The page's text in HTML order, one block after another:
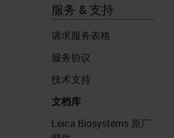
服务 & 支持
请求服务表格
服务协议
技术支持
文档库
Leica Biosystems 原厂